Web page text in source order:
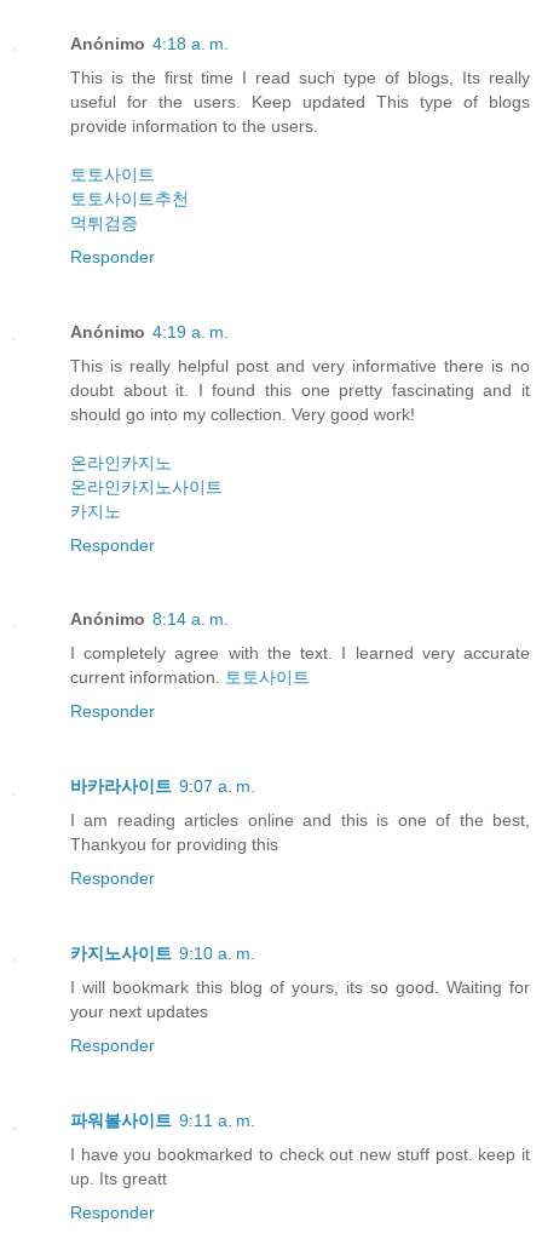
Anónimo 4:18 a. m.
This is the first time I read such type of blogs, Its really
useful for the users. Keep updated This type of blogs
provide information to the users.
토토사이트
토토사이트추천
먹튀검증
Responder
Anónimo 4:19 a. m.
This is really helpful post and very informative there is no
doubt about it. I found this one pretty fascinating and it
should go into my collection. Very good work!
온라인카지노
온라인카지노사이트
카지노
Responder
Anónimo 8:14 a. m.
I completely agree with the text. I learned very accurate
current information. 토토사이트
Responder
바카라사이트 9:07 a. m.
I am reading articles online and this is one of the best,
Thankyou for providing this
Responder
카지노사이트 9:10 a. m.
I will bookmark this blog of yours, its so good. Waiting for
your next updates
Responder
파워볼사이트 9:11 a. m.
I have you bookmarked to check out new stuff post. keep it
up. Its greatt
Responder